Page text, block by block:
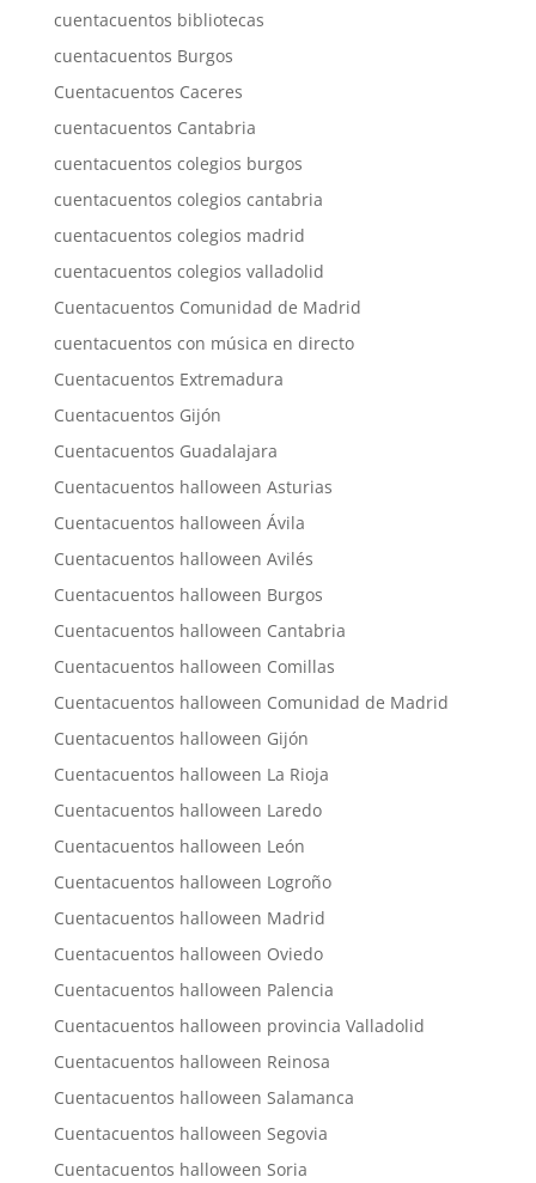
cuentacuentos bibliotecas
cuentacuentos Burgos
Cuentacuentos Caceres
cuentacuentos Cantabria
cuentacuentos colegios burgos
cuentacuentos colegios cantabria
cuentacuentos colegios madrid
cuentacuentos colegios valladolid
Cuentacuentos Comunidad de Madrid
cuentacuentos con música en directo
Cuentacuentos Extremadura
Cuentacuentos Gijón
Cuentacuentos Guadalajara
Cuentacuentos halloween Asturias
Cuentacuentos halloween Ávila
Cuentacuentos halloween Avilés
Cuentacuentos halloween Burgos
Cuentacuentos halloween Cantabria
Cuentacuentos halloween Comillas
Cuentacuentos halloween Comunidad de Madrid
Cuentacuentos halloween Gijón
Cuentacuentos halloween La Rioja
Cuentacuentos halloween Laredo
Cuentacuentos halloween León
Cuentacuentos halloween Logroño
Cuentacuentos halloween Madrid
Cuentacuentos halloween Oviedo
Cuentacuentos halloween Palencia
Cuentacuentos halloween provincia Valladolid
Cuentacuentos halloween Reinosa
Cuentacuentos halloween Salamanca
Cuentacuentos halloween Segovia
Cuentacuentos halloween Soria